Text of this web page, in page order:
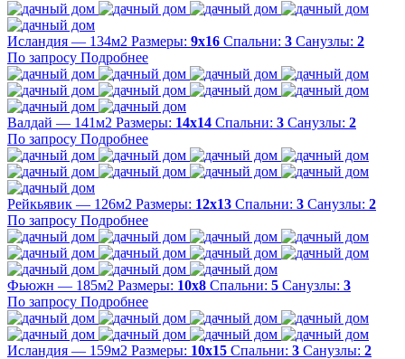
Исландия — 134м2 Размеры: 9х16 Спальни: 3 Санузлы: 2
По запросу Подробнее
Валдай — 141м2 Размеры: 14х14 Спальни: 3 Санузлы: 2
По запросу Подробнее
Рейкьявик — 126м2 Размеры: 12х13 Спальни: 3 Санузлы: 2
По запросу Подробнее
Фьюжн — 185м2 Размеры: 10х8 Спальни: 5 Санузлы: 3
По запросу Подробнее
Исландия — 159м2 Размеры: 10х15 Спальни: 3 Санузлы: 2